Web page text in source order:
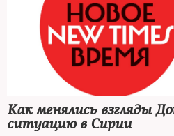
Как менялись взгляды
ситуацию в Сирии